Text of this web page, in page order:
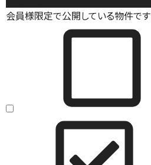
会員様限定で公開している物件です